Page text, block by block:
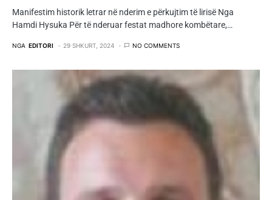
Manifestim historik letrar në nderim e përkujtim të lirisë Nga
Hamdi Hysuka Për të nderuar festat madhore kombëtare,…
NGA EDITORI 29 SHKURT, 2024 NO COMMENTS